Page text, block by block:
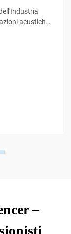
acustiche
–